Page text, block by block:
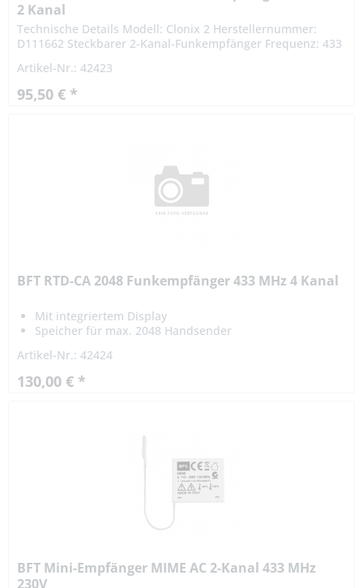
2 Kanal
Technische Details Modell: Clonix 2 Herstellernummer:
D111662 Steckbarer 2-Kanal-Funkempfänger Frequenz: 433
Funksteckplatz...
Artikel-Nr.: 42423
95,50 € *
BFT RTD-CA 2048 Funkempfänger 433 MHz 4 Kanal
Mit integriertem Display
Speicher für max. 2048 Handsender
Artikel-Nr.: 42424
130,00 € *
BFT Mini-Empfänger MIME AC 2-Kanal 433 MHz
230V